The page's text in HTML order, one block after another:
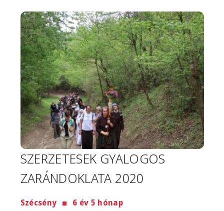
Image
SZERZETESEK GYALOGOS
ZARÁNDOKLATA 2020
Szécsény 6 év 5 hónap